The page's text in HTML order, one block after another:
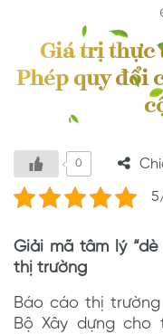
Giá trị thực
Phép quy đổi
0
Giải mã tâm lý
thị trường
Báo cáo thị
Bộ Xây dựng